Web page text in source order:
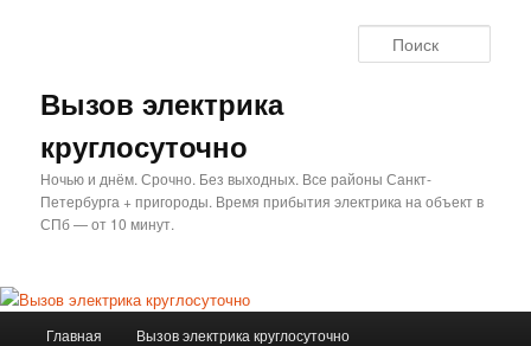
Вызов электрика
круглосуточно
Ночью и днём. Срочно. Без выходных. Все районы Санкт-
Петербурга + пригороды. Время прибытия электрика на объект в
СПб — от 10 минут.
Главная Вызов электрика круглосуточно